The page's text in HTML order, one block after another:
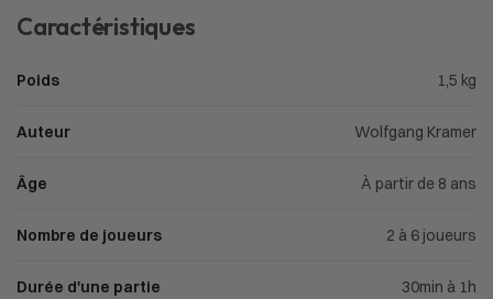
Caractéristiques
Poids 1,5 kg
Auteur Wolfgang Kramer
Âge À partir de 8 ans
Nombre de joueurs 2 à 6 joueurs
Durée d'une partie 30min à 1h